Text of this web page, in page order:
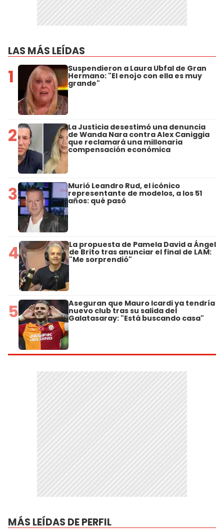
LAS MÁS LEÍDAS
1 Suspendieron a Laura Ubfal de Gran
Hermano: "El enojo con ella es muy
grande"
2 La Justicia desestimó una denuncia
de Wanda Nara contra Alex Caniggia
que reclamará una millonaria
compensación económica
3 Murió Leandro Rud, el icónico
representante de modelos, a los 51
años: qué pasó
4 La propuesta de Pamela David a Ángel
de Brito tras anunciar el final de LAM:
"Me sorprendió"
5 Aseguran que Mauro Icardi ya tendría
nuevo club tras su salida del
Galatasaray: "Está buscando casa"
MÁS LEÍDAS DE PERFIL